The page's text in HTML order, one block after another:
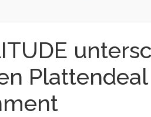
Plattendeal